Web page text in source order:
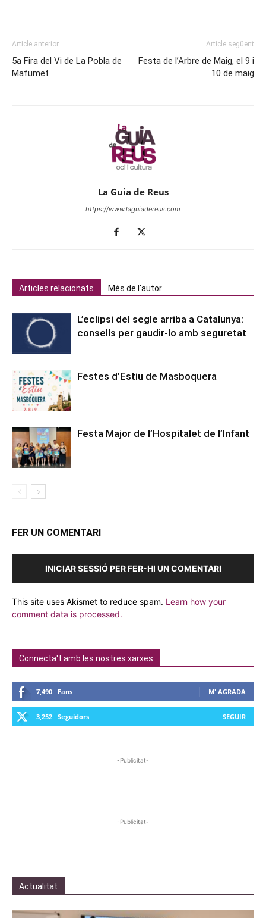
Article anterior
5a Fira del Vi de La Pobla de
Mafumet
Article següent
Festa de l’Arbre de Maig, el 9 i
10 de maig
La Guia de Reus
https://www.laguiadereus.com
Articles relacionats Més de l'autor
L’eclipsi del segle arriba a Catalunya:
consells per gaudir-lo amb seguretat
Festes d’Estiu de Masboquera
Festa Major de l’Hospitalet de l’Infant
FER UN COMENTARI
INICIAR SESSIÓ PER FER-HI UN COMENTARI
This site uses Akismet to reduce spam. Learn how your
comment data is processed.
Connecta't amb les nostres xarxes
7,490 Fans M' AGRADA
3,252 Seguidors SEGUIR
-Publicitat-
-Publicitat-
Actualitat